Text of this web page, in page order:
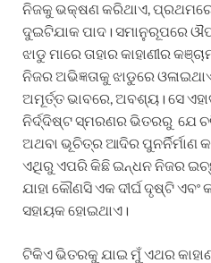
ନିଜକୁ ଭକ୍ଷଣ କରିଥାଏ, ପ୍ରଥମରେ
ଦୁଇଟିଯାକ ପାଦ। ସମାନୁରୂପରେ
ଝାଡୁ ମାରେ ତାହାର କାହାଣୀର
ନିଜର ଅଭିଜ୍ଞତାକୁ ଝାଡୁରେ
ଅମୂର୍ତ୍ତ ଭାବରେ, ଅବଶ୍ୟ। ସେ
ନିର୍ଦ୍ଦିଷ୍ଟ ସ୍ମରଣର ଭିତରରୁ ଯେ
ଅଥବା ଭୂଚିତ୍ର ଆଦିର ପୁନର୍ନିର୍ମାଣ
ଏଥିରୁ ଏପରି କିଛି ଇନ୍ଧନ ନିଜର
ଯାହା କୌଣସି ଏକ ଦୀର୍ଘ ଦୃଷ୍ଟି
ସହାୟକ ହୋଇଥାଏ।
ଟିକିଏ ଭିତରକୁ ଯାଇ ମୁଁ ଏଥର